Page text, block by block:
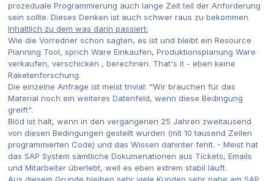
prozeduale Programmierung auch lange Zeit teil der Anforderung
sein sollte. Dieses Denken ist auch schwer raus zu bekommen.
Inhaltlich zu dem was darin passiert:
Wie die Vorredner schon sagten, es ist und bleibt ein Resource
Planning Tool, sprich Ware Einkaufen, Produktionsplanung Ware
verkaufen, verschicken , berechnen. That's it - eben keine
Raketenforschung.
Die einzelne Anfrage ist meist trivial: "Wir brauchen für das
Material noch ein weiteres Datenfeld, wenn diese Bedingung
greift".
Blöd ist halt, wenn in den vergangenen 25 Jahren zweitausend
von diesen Bedingungen gestellt wurden (mit 10 tausend Zeilen
programmierten Code) und das Wissen dahinter fehlt. - Meist hat
das SAP System sämtliche Dokumenationen aus Tickets, Emails
und Mitarbeiter überlebt, weil es eben extrem stabil läuft.